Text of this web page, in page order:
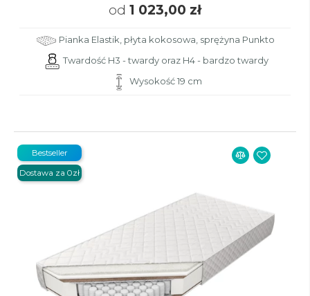
od 1 023,00 zł
Pianka Elastik, płyta kokosowa, sprężyna Punkto
Twardość H3 - twardy oraz H4 - bardzo twardy
Wysokość 19 cm
Bestseller
Dostawa za 0zł